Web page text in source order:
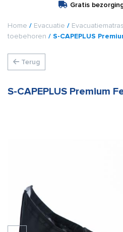
Gratis
Home / Evacuatie /
toebehoren / S-CAPEPLUS
Terug
S-CAPEPLUS Premium